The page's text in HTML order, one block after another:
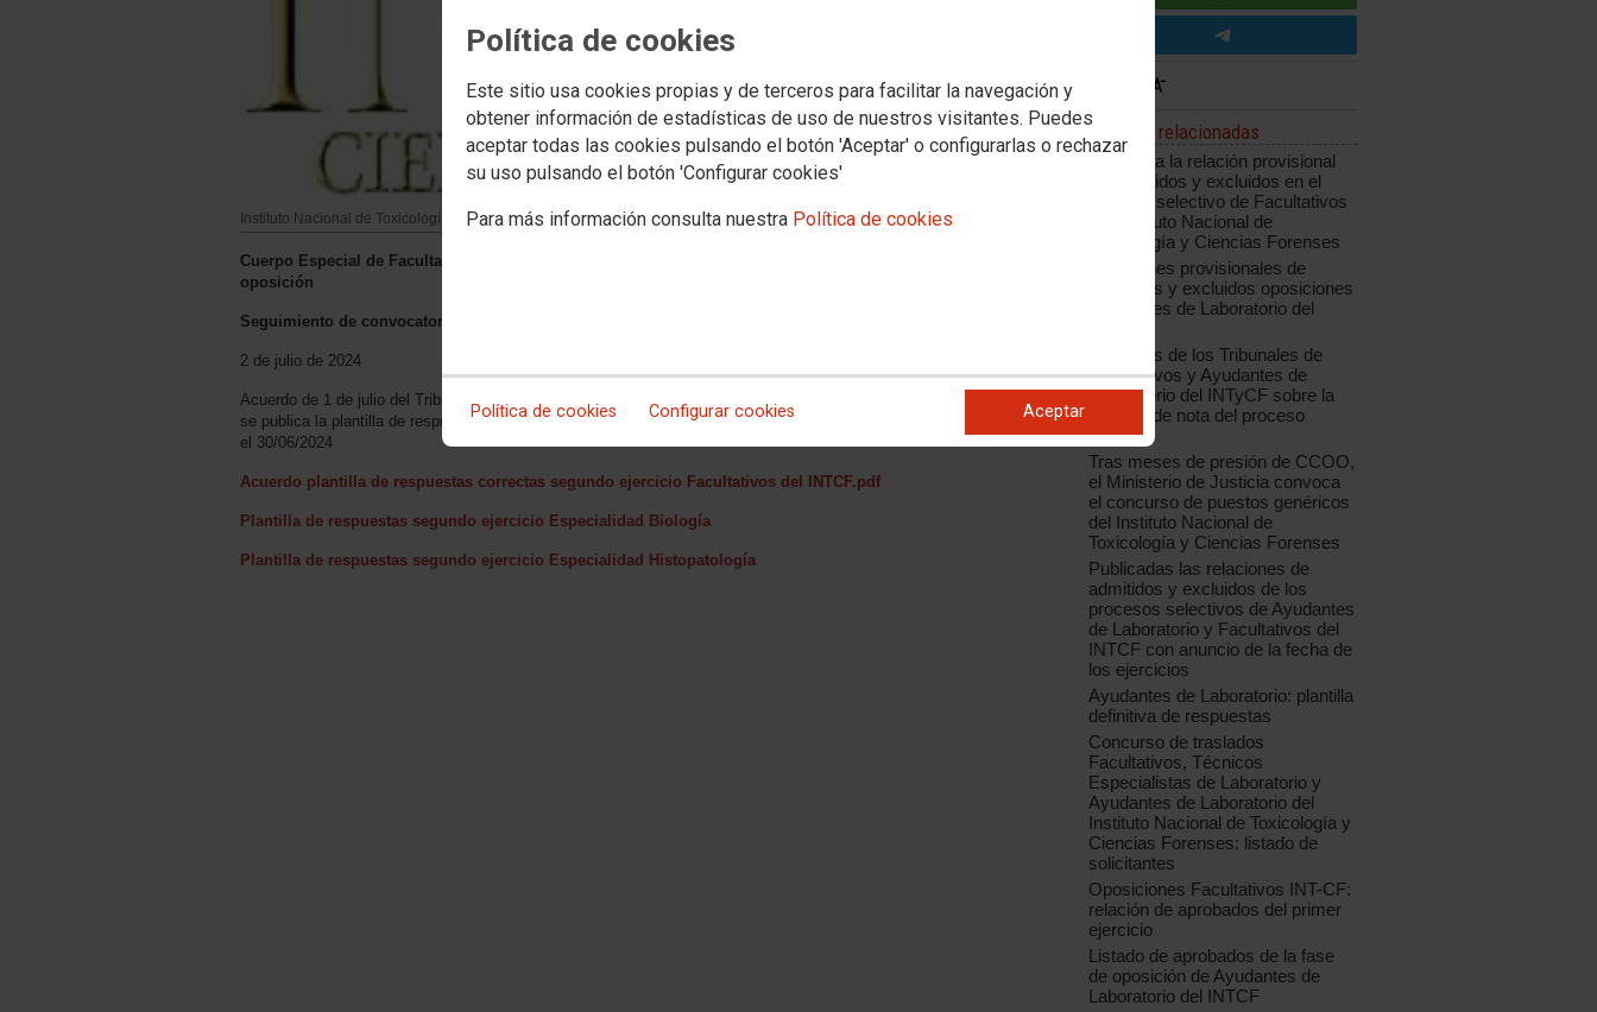
Política de cookies
Este sitio usa cookies propias y de terceros para facilitar la navegación y
obtener información de estadísticas de uso de nuestros visitantes. Puedes
aceptar todas las cookies pulsando el botón 'Aceptar' o configurarlas o rechazar
su uso pulsando el botón 'Configurar cookies'
Para más información consulta nuestra Política de cookies
Política de cookies Configurar cookies Aceptar
Instituto Nacional de Toxicología y Ciencias Forenses
Cuerpo Especial de Facultativos del INTCF, Orden JUS/1322/2022, de 28 diciembre, acceso libre, Concurso-
oposición
Seguimiento de convocatoria
2 de julio de 2024
Acuerdo de 1 de julio del Tribunal Calificador para ingreso en el Cuerpo Especial de Facultativos del INTCF por el que
se publica la plantilla de respuestas correctas correspondientes al segundo ejercicio de la fase de oposición, celebrado
el 30/06/2024
Acuerdo plantilla de respuestas correctas segundo ejercicio Facultativos del INTCF.pdf
Plantilla de respuestas segundo ejercicio Especialidad Biología
Plantilla de respuestas segundo ejercicio Especialidad Histopatología
Noticias relacionadas
Publicada la relación provisional
de admitidos y excluidos en el
proceso selectivo de Facultativos
del Instituto Nacional de
Toxicología y Ciencias Forenses
Relaciones provisionales de
admitidos y excluidos oposiciones
Ayudantes de Laboratorio del
Acuerdos de los Tribunales de
Facultativos y Ayudantes de
Laboratorio del INTyCF sobre la
reserva de nota del proceso
anterior
Tras meses de presión de CCOO,
el Ministerio de Justicia convoca
el concurso de puestos genéricos
del Instituto Nacional de
Toxicología y Ciencias Forenses
Publicadas las relaciones de
admitidos y excluidos de los
procesos selectivos de Ayudantes
de Laboratorio y Facultativos del
INTCF con anuncio de la fecha de
los ejercicios
Ayudantes de Laboratorio: plantilla
definitiva de respuestas
Concurso de traslados
Facultativos, Técnicos
Especialistas de Laboratorio y
Ayudantes de Laboratorio del
Instituto Nacional de Toxicología y
Ciencias Forenses: listado de
solicitantes
Oposiciones Facultativos INT-CF:
relación de aprobados del primer
ejercicio
Listado de aprobados de la fase
de oposición de Ayudantes de
Laboratorio del INTCF